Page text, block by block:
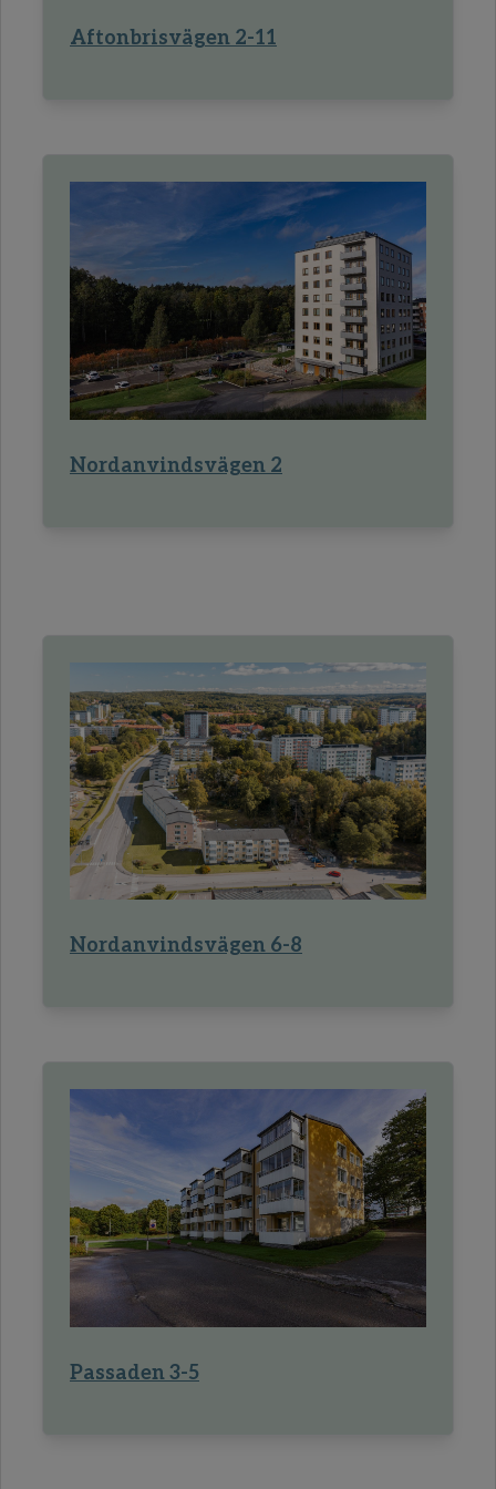
Aftonbrisvägen 2-11
Nordanvindsvägen 2
Nordanvindsvägen 6-8
Passaden 3-5